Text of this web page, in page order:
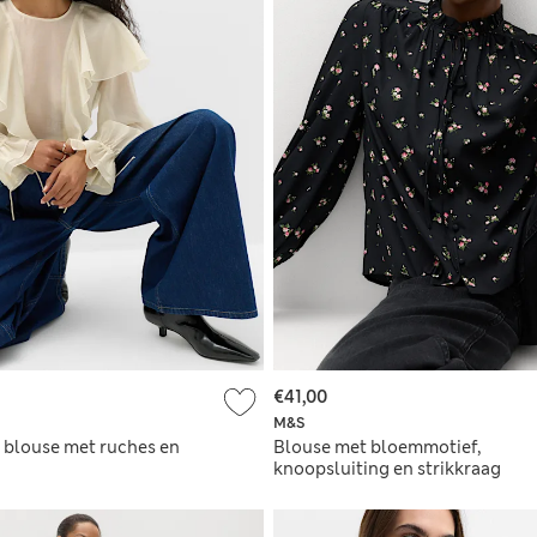
met ruches en
M&S
Blouse met bloemmotief,
knoopsluiting en strikkraag
€41,00